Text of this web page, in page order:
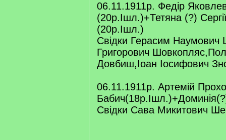
06.11.1911р. Федір
(20р.Ішл.)+Тетяна (?)
(20р.Ішл.)
Свідки Герасим
Григорович
Довбиш,Іоан Іосифович
06.11.1911р. Артемій
Свідки Сава Микитович